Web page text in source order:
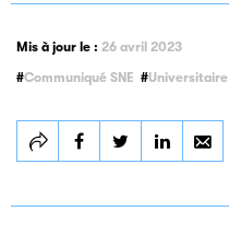
Mis à jour le : 26 avril 2023
Communiqué SNE
Universitaire
Partager
Edition scientifique
félicitent de l’avis
Partager
Edition scientifique
félicitent de l’avis
Partager
Edition scientifique
félicitent de l’avis